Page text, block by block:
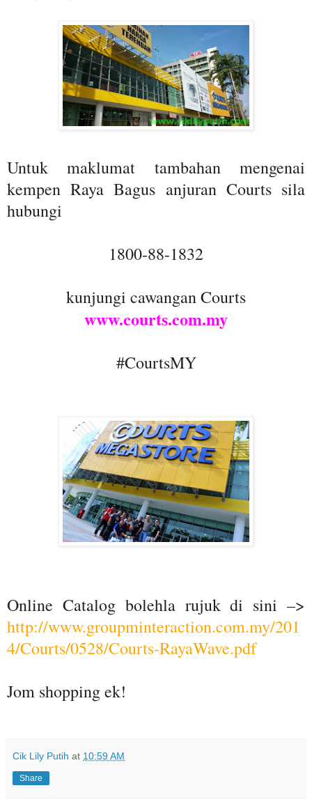
Untuk maklumat tambahan mengenai
kempen Raya Bagus anjuran Courts sila
hubungi
1800-88-1832
kunjungi cawangan Courts
www.courts.com.my
#CourtsMY
Online Catalog bolehla rujuk di sini –>
http://www.groupminteraction.com.my/201
4/Courts/0528/Courts-RayaWave.pdf
Jom shopping ek!
Cik Lily Putih at 10:59 AM
Share